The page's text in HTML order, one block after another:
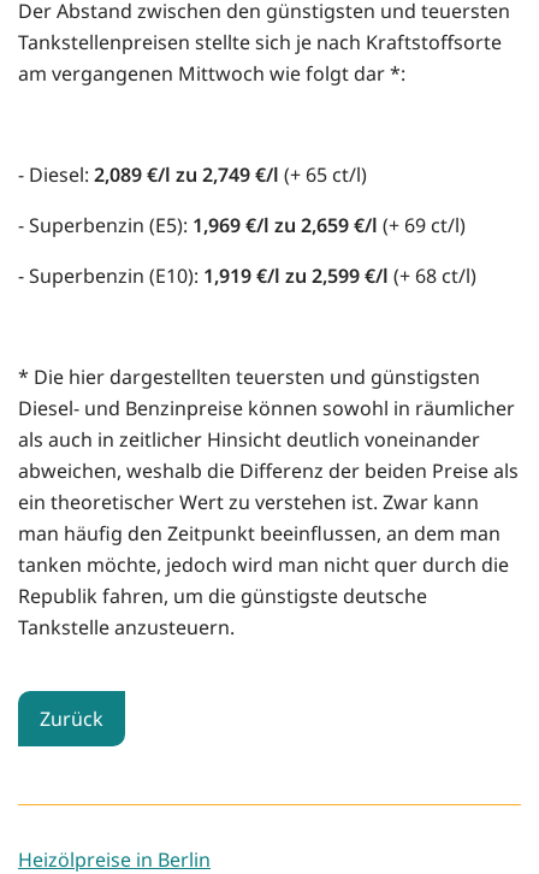
Der Abstand zwischen den günstigsten und teuersten
Tankstellenpreisen stellte sich je nach Kraftstoffsorte
am vergangenen Mittwoch wie folgt dar *:
- Diesel: 2,089 €/l zu 2,749 €/l (+ 65 ct/l)
- Superbenzin (E5): 1,969 €/l zu 2,659 €/l (+ 69 ct/l)
- Superbenzin (E10): 1,919 €/l zu 2,599 €/l (+ 68 ct/l)
* Die hier dargestellten teuersten und günstigsten
Diesel- und Benzinpreise können sowohl in räumlicher
als auch in zeitlicher Hinsicht deutlich voneinander
abweichen, weshalb die Differenz der beiden Preise als
ein theoretischer Wert zu verstehen ist. Zwar kann
man häufig den Zeitpunkt beeinflussen, an dem man
tanken möchte, jedoch wird man nicht quer durch die
Republik fahren, um die günstigste deutsche
Tankstelle anzusteuern.
Zurück
Heizölpreise in Berlin